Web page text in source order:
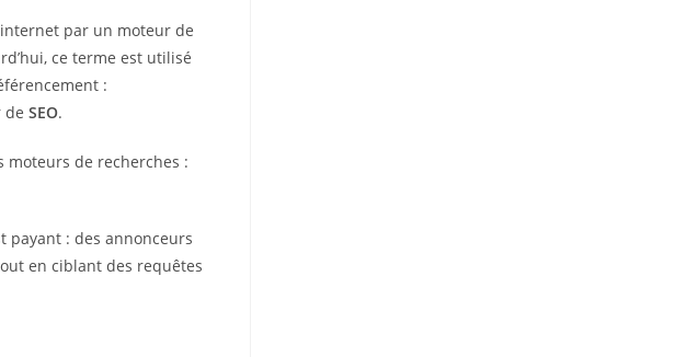
par un moteur de
ce terme est utilisé
:
de SEO.
moteurs de recherches :
payant : des annonceurs
en ciblant des requêtes